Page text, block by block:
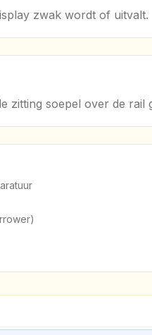
zwak wordt of uitvalt.
zitting soepel over de rail